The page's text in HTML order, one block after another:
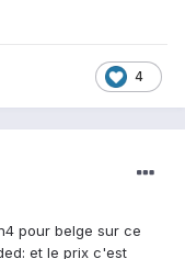
4
pour belge sur ce
et le prix c'est